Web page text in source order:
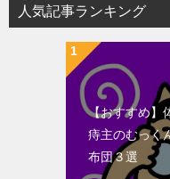
人気記事ランキング
【おすすめ】
痔主のむっく
布団３選